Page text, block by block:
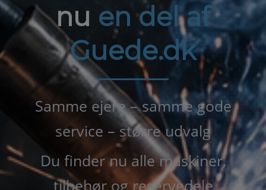
nu en del af
Guede.dk
Samme ejere – samme gode
service – større udvalg
Du finder nu alle maskiner,
tilbehør og reservedele